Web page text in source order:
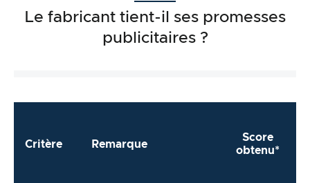
Le fabricant tient-il ses promesses
publicitaires ?
Critère Remarque
Score
obtenu*